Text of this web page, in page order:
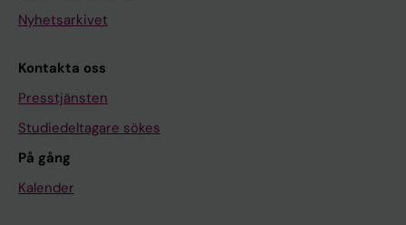
Nyhetsarkivet
Kontakta oss
Presstjänsten
Studiedeltagare sökes
På gång
Kalender